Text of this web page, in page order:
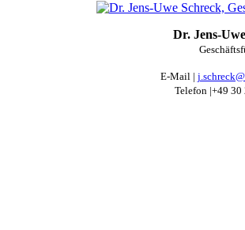
Dr. Jens-
E-Mail |
Telefon |+49 30